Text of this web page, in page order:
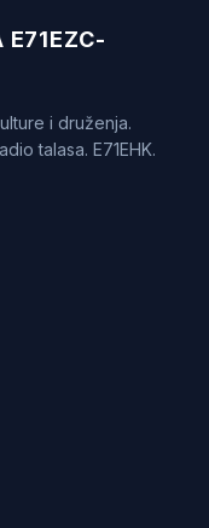
E71EZC-
i druženja.
talasa. E71EHK.